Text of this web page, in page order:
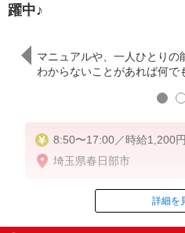
躍中♪
マニュアルや、一人ひとりの
わからないことがあれば何で
8:50〜17:00／時給1,200円
17:00以降／時給1,250円
埼玉県春日部市
詳細を